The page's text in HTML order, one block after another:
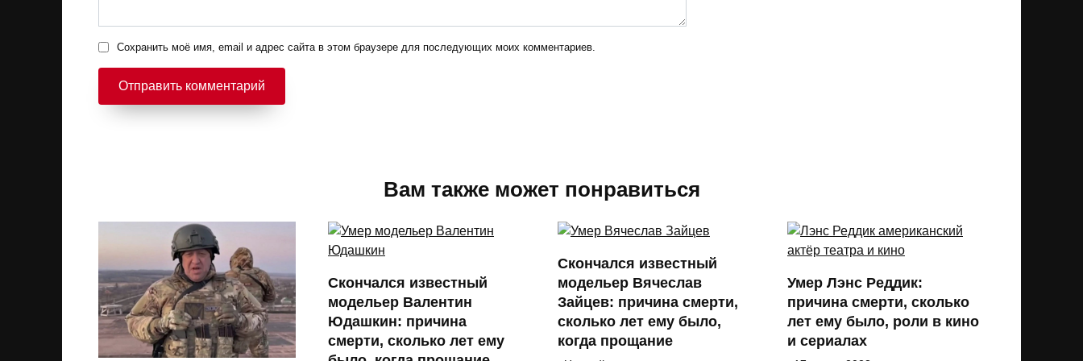
Сохранить моё имя, email и адрес сайта в этом браузере для последующих моих комментариев.
Вам также может понравиться
Скончался известный
модельер Валентин
Юдашкин: причина
смерти, сколько лет ему
Скончался известный
модельер Вячеслав
Зайцев: причина смерти,
сколько лет ему было,
когда прощание
Умер Лэнс Реддик:
причина смерти, сколько
лет ему было, роли в кино
и сериалах